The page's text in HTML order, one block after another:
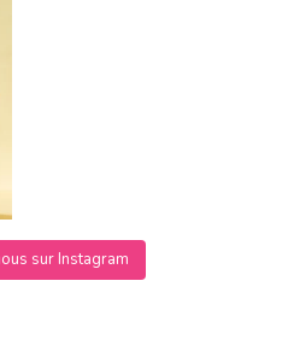
sur Instagram